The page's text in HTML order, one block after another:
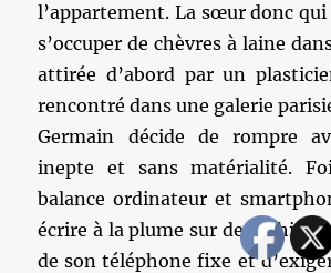
l’appartement. La sœur donc qui
s’occuper de chèvres à laine
attirée d’abord par un
rencontré dans une galerie
Germain décide de rompre
inepte et sans matérialité.
balance ordinateur et
écrire à la plume sur des
de son téléphone fixe et